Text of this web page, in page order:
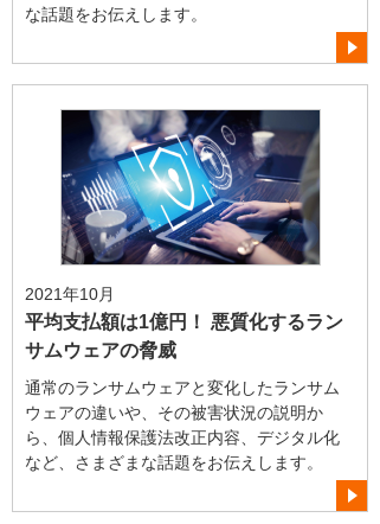
な話題をお伝えします。
2021年10月
平均支払額は1億円！ 悪質化するラン
サムウェアの脅威
通常のランサムウェアと変化したランサム
ウェアの違いや、その被害状況の説明か
ら、個人情報保護法改正内容、デジタル化
など、さまざまな話題をお伝えします。